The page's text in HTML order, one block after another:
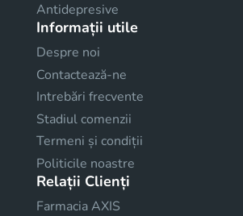
Antidepresive
Informații utile
Despre noi
Contactează-ne
Intrebări frecvente
Stadiul comenzii
Termeni și condiții
Politicile noastre
Relații Clienți
Farmacia AXIS